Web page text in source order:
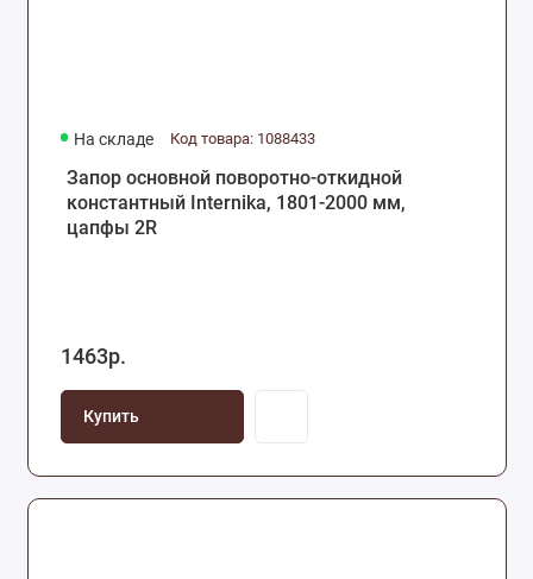
На складе Код товара: 1088433
Запор основной поворотно-откидной
константный Internika, 1801-2000 мм,
цапфы 2R
1463р.
Купить